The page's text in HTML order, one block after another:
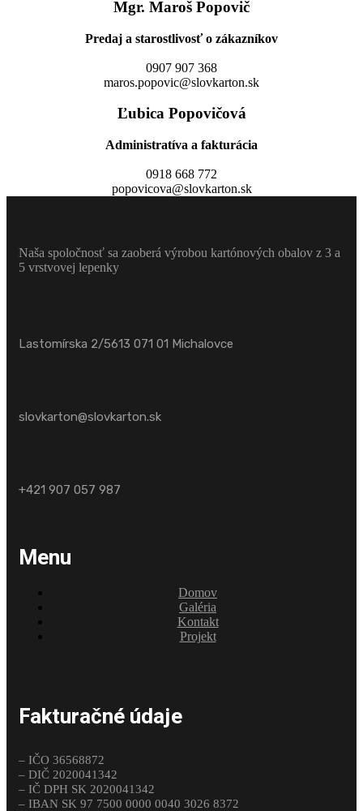
Mgr. Maroš Popovič
Predaj a starostlivosť o zákazníkov
0907 907 368
maros.popovic@slovkarton.sk
Ľubica Popovičová
Administratíva a fakturácia
0918 668 772
popovicova@slovkarton.sk
Naša spoločnosť sa zaoberá výrobou kartónových obalov z 3 a
5 vrstvovej lepenky
Lastomírska 2/5613 071 01 Michalovce
slovkarton@slovkarton.sk
+421 907 057 987
Menu
Domov
Galéria
Kontakt
Projekt
Fakturačné údaje
– IČO 36568872
– DIČ 2020041342
– IČ DPH SK 2020041342
– IBAN SK 97 7500 0000 0040 3026 8372